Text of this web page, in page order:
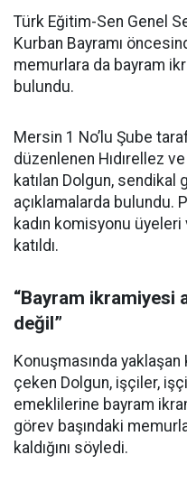
Türk Eğitim-Sen Genel
Kurban Bayramı
memurlara da bayram
bulundu.
Mersin 1 No’lu Şube
düzenlenen Hıdırellez
katılan Dolgun,
açıklamalarda bulundu.
kadın komisyonu
katıldı.
“Bayram ikramiyesi
değil”
Konuşmasında yaklaşan
çeken Dolgun, işçiler,
emeklilerine bayram
görev başındaki
kaldığını söyledi.